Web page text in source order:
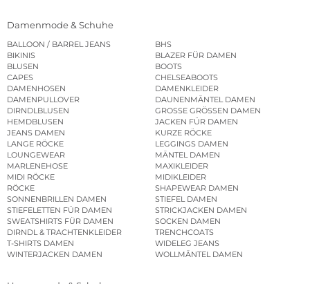
Damenmode & Schuhe
BALLOON / BARREL JEANS
BHS
BIKINIS
BLAZER FÜR DAMEN
BLUSEN
BOOTS
CAPES
CHELSEABOOTS
DAMENHOSEN
DAMENKLEIDER
DAMENPULLOVER
DAUNENMÄNTEL DAMEN
DIRNDLBLUSEN
GROSSE GRÖSSEN DAMEN
HEMDBLUSEN
JACKEN FÜR DAMEN
JEANS DAMEN
KURZE RÖCKE
LANGE RÖCKE
LEGGINGS DAMEN
LOUNGEWEAR
MÄNTEL DAMEN
MARLENEHOSE
MAXIKLEIDER
MIDI RÖCKE
MIDIKLEIDER
RÖCKE
SHAPEWEAR DAMEN
SONNENBRILLEN DAMEN
STIEFEL DAMEN
STIEFELETTEN FÜR DAMEN
STRICKJACKEN DAMEN
SWEATSHIRTS FÜR DAMEN
SOCKEN DAMEN
DIRNDL & TRACHTENKLEIDER
TRENCHCOATS
T-SHIRTS DAMEN
WIDELEG JEANS
WINTERJACKEN DAMEN
WOLLMÄNTEL DAMEN